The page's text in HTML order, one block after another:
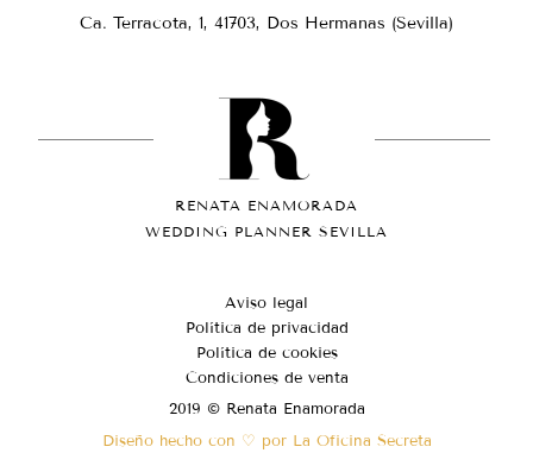
Ca. Terracota, 1, 41703, Dos Hermanas (Sevilla)
RENATA ENAMORADA
WEDDING PLANNER SEVILLA
Aviso legal
Política de privacidad
Política de cookies
Condiciones de venta
2019 © Renata Enamorada
Diseño hecho con ♡ por La Oficina Secreta